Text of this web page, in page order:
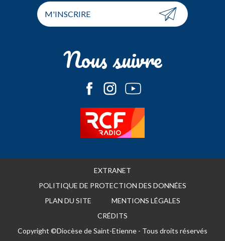
M'INSCRIRE
Nous suivre
EXTRANET
POLITIQUE DE PROTECTION DES DONNÉES
PLAN DU SITE
MENTIONS LÉGALES
CRÉDITS
Copyright ©Diocèse de Saint-Etienne - Tous droits réservés